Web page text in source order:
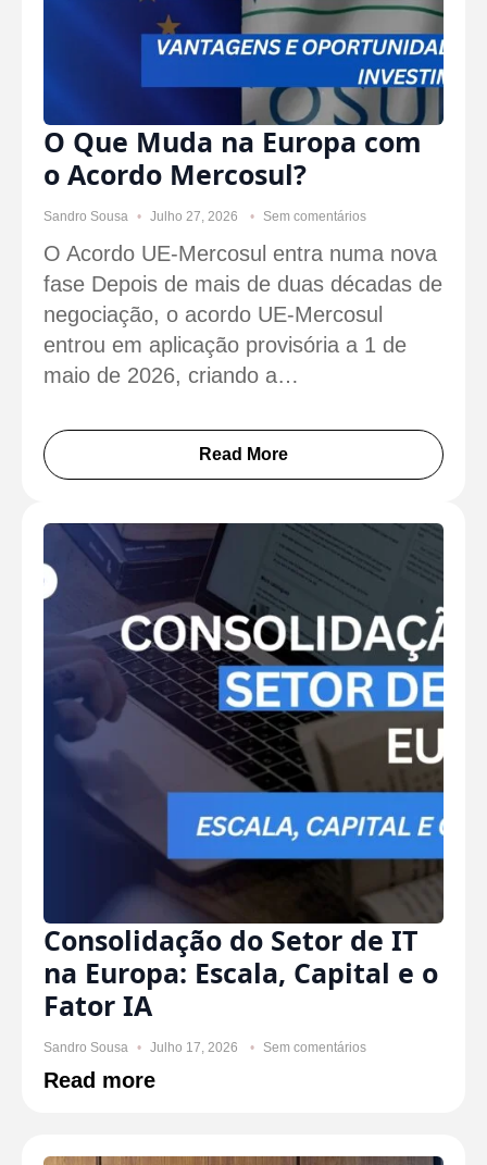
O Que Muda na Europa com
o Acordo Mercosul?
Sandro Sousa Julho 27, 2026 Sem comentários
O Acordo UE-Mercosul entra numa nova
fase Depois de mais de duas décadas de
negociação, o acordo UE-Mercosul
entrou em aplicação provisória a 1 de
maio de 2026, criando a…
Read More
Consolidação do Setor de IT
na Europa: Escala, Capital e o
Fator IA
Sandro Sousa Julho 17, 2026 Sem comentários
Read more